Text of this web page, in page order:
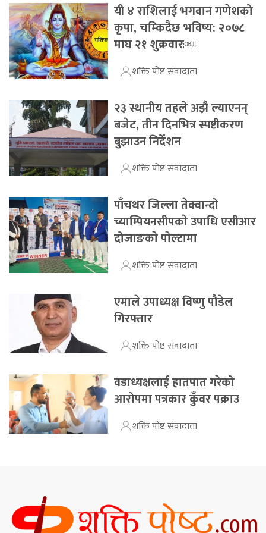
यी ४ राशिलाई भगवान गणेशको
कृपा, चम्किदैछ भविष्य: २०७८
माघ २१ शुक्रवार￼
शक्ति पोष्ट संवादाता
२३ स्थानीय तहले अझै ल्याएनन्
बजेट, तीन दिनभित्र स्पष्टीकरण
बुझाउन निर्देशन
शक्ति पोष्ट संवादाता
पाँचथर जिल्ला तेक्वान्दो
च्याम्पियनसीपकाे उपाधि एसीआर
दोजाङकाे पाेल्टामा
शक्ति पोष्ट संवादाता
एमाले उपाध्यक्ष विष्णु पौडेल
गिरफ्तार
शक्ति पोष्ट संवादाता
वडाध्यक्षलाई हातपात गरेको
आरोपमा पत्रकार कुँवर पक्राउ
शक्ति पोष्ट संवादाता